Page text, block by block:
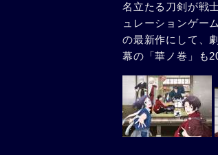
名立たる刀剣が戦
ュレーションゲー
の最新作にして、
幕の「華ノ巻」も